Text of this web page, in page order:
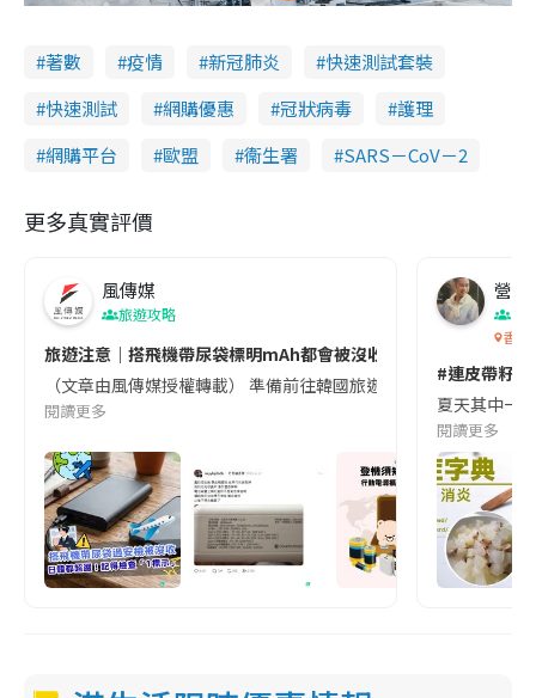
著數 疫情 新冠肺炎
快速測試套裝
快速測試
網購優惠 冠狀病毒
護理
網購平台
歐盟 衞生署 SARS－CoV－2
更多真實評價
風傳媒
旅遊攻略
旅遊注意｜搭飛機帶尿袋標明mAh都會被沒收😱出發前切記檢查
（文章由風傳媒授權轉載） 準備前往韓國旅遊的民眾，近期要
閱讀更多
營養
香港
#連皮帶籽
夏天其中一
閱讀更多